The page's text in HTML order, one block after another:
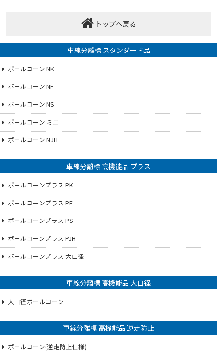
トップへ戻る
車線分離標 スタンダード品
ポールコーン NK
ポールコーン NF
ポールコーン NS
ポールコーン ミニ
ポールコーン NJH
車線分離標 高機能品 プラス
ポールコーンプラス PK
ポールコーンプラス PF
ポールコーンプラス PS
ポールコーンプラス PJH
ポールコーンプラス 大口径
車線分離標 高機能品 大口径
大口径ポールコーン
車線分離標 高機能品 逆走防止
ポールコーン(逆走防止仕様)